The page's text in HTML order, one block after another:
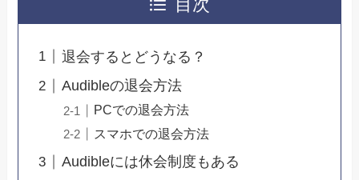
目次
退会するとどうなる？
Audibleの退会方法
PCでの退会方法
スマホでの退会方法
Audibleには休会制度もある